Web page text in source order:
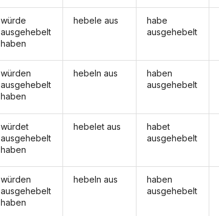
würde
ausgehebelt
haben
würden
ausgehebelt
haben
würdet
ausgehebelt
haben
würden
ausgehebelt
haben
hebele aus
hebeln aus
hebelet aus
hebeln aus
habe
ausgehebelt
haben
ausgehebelt
habet
ausgehebelt
haben
ausgehebelt